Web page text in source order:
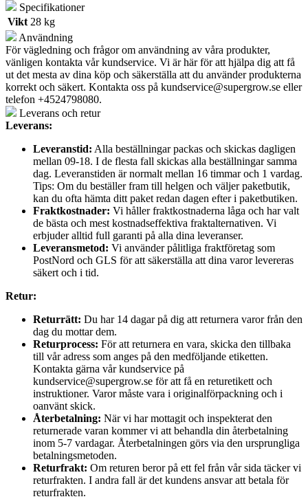
Specifikationer
Vikt 28 kg
Användning
För vägledning och frågor om användning av våra produkter,
vänligen kontakta vår kundservice. Vi är här för att hjälpa dig att få
ut det mesta av dina köp och säkerställa att du använder produkterna
korrekt och säkert. Kontakta oss på kundservice@supergrow.se eller
telefon +4524798080.
Leverans och retur
Leverans:
Leveranstid: Alla beställningar packas och skickas dagligen
mellan 09-18. I de flesta fall skickas alla beställningar samma
dag. Leveranstiden är normalt mellan 16 timmar och 1 vardag.
Tips: Om du beställer fram till helgen och väljer paketbutik,
kan du ofta hämta ditt paket redan dagen efter i paketbutiken.
Fraktkostnader: Vi håller fraktkostnaderna låga och har valt
de bästa och mest kostnadseffektiva fraktalternativen. Vi
erbjuder alltid full garanti på alla dina leveranser.
Leveransmetod: Vi använder pålitliga fraktföretag som
PostNord och GLS för att säkerställa att dina varor levereras
säkert och i tid.
Retur:
Returrätt: Du har 14 dagar på dig att returnera varor från den
dag du mottar dem.
Returprocess: För att returnera en vara, skicka den tillbaka
till vår adress som anges på den medföljande etiketten.
Kontakta gärna vår kundservice på
kundservice@supergrow.se för att få en returetikett och
instruktioner. Varor måste vara i originalförpackning och i
oanvänt skick.
Återbetalning: När vi har mottagit och inspekterat den
returnerade varan kommer vi att behandla din återbetalning
inom 5-7 vardagar. Återbetalningen görs via den ursprungliga
betalningsmetoden.
Returfrakt: Om returen beror på ett fel från vår sida täcker vi
returfrakten. I andra fall är det kundens ansvar att betala för
returfrakten.